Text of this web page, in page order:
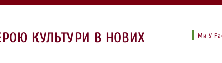
КУЛЬТУРИ В НОВИХ
Ми У